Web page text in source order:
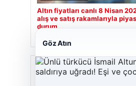
Altın fiyatları canlı 8 Nisan
alış ve satış rakamlarıyla
durum
Son Eklenen Firmalar
Göz Atın